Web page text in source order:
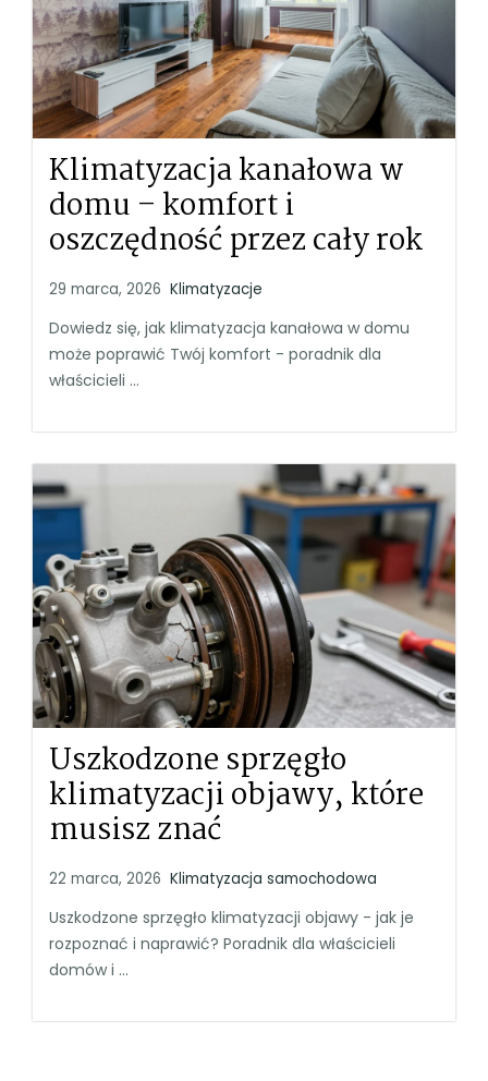
Klimatyzacja kanałowa w
domu – komfort i
oszczędność przez cały rok
29 marca, 2026 Klimatyzacje
Dowiedz się, jak klimatyzacja kanałowa w domu
może poprawić Twój komfort - poradnik dla
właścicieli ...
Uszkodzone sprzęgło
klimatyzacji objawy, które
musisz znać
22 marca, 2026 Klimatyzacja samochodowa
Uszkodzone sprzęgło klimatyzacji objawy - jak je
rozpoznać i naprawić? Poradnik dla właścicieli
domów i ...